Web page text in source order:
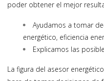
poder obtener el mejor
Ayudamos a tomar
energético, eficiencia
Explicamos las
La figura del asesor